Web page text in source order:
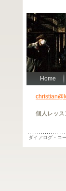
Home
個人レッ
ダイアログ・コ